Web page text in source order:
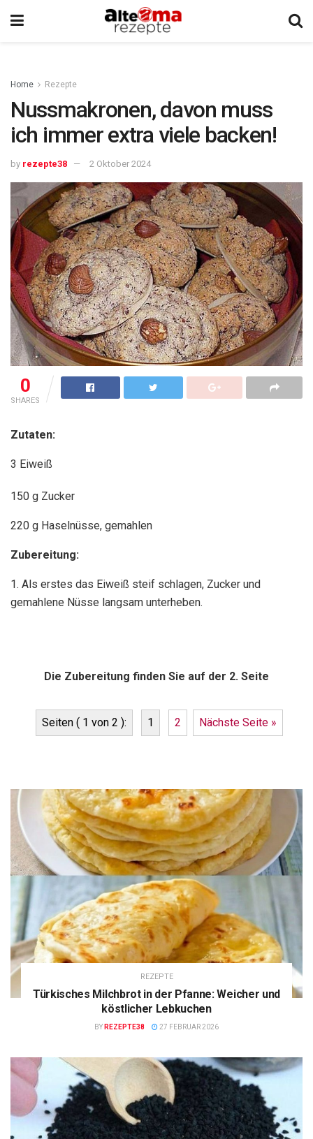
Home Rezepte
Nussmakronen, davon muss
ich immer extra viele backen!
by rezepte38 2 Oktober 2024
0
SHARES
Zutaten:
3 Eiweiß
150 g Zucker
220 g Haselnüsse, gemahlen
Zubereitung:
1. Als erstes das Eiweiß steif schlagen, Zucker und
gemahlene Nüsse langsam unterheben.
Die Zubereitung finden Sie auf der 2. Seite
Seiten ( 1 von 2 ): 1 2 Nächste Seite »
REZEPTE
Türkisches Milchbrot in der Pfanne: Weicher und
köstlicher Lebkuchen
BY REZEPTE38 27 FEBRUAR 2026